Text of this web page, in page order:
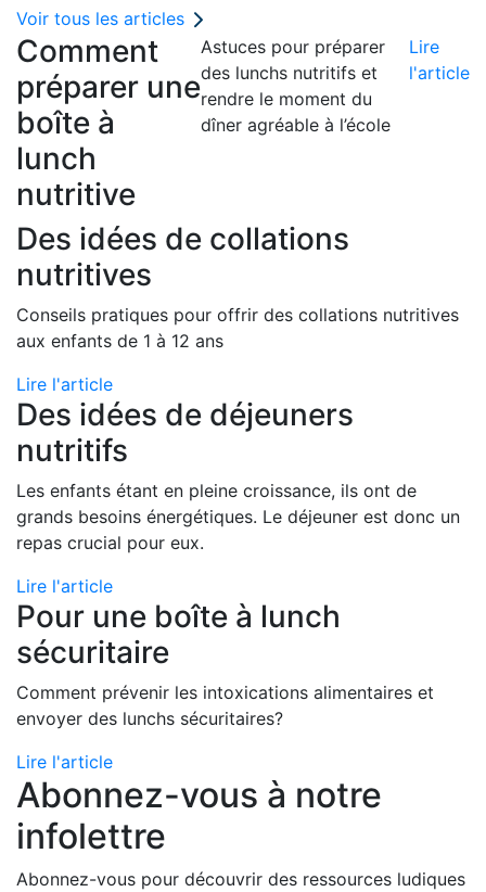
Voir tous les articles
Comment
préparer une
boîte à
lunch
nutritive
Astuces pour préparer
des lunchs nutritifs et
rendre le moment du
dîner agréable à l’école
Lire
l'article
Des idées de collations
nutritives
Conseils pratiques pour offrir des collations nutritives
aux enfants de 1 à 12 ans
Lire l'article
Des idées de déjeuners
nutritifs
Les enfants étant en pleine croissance, ils ont de
grands besoins énergétiques. Le déjeuner est donc un
repas crucial pour eux.
Lire l'article
Pour une boîte à lunch
sécuritaire
Comment prévenir les intoxications alimentaires et
envoyer des lunchs sécuritaires?
Lire l'article
Abonnez-vous à notre
infolettre
Abonnez-vous pour découvrir des ressources ludiques